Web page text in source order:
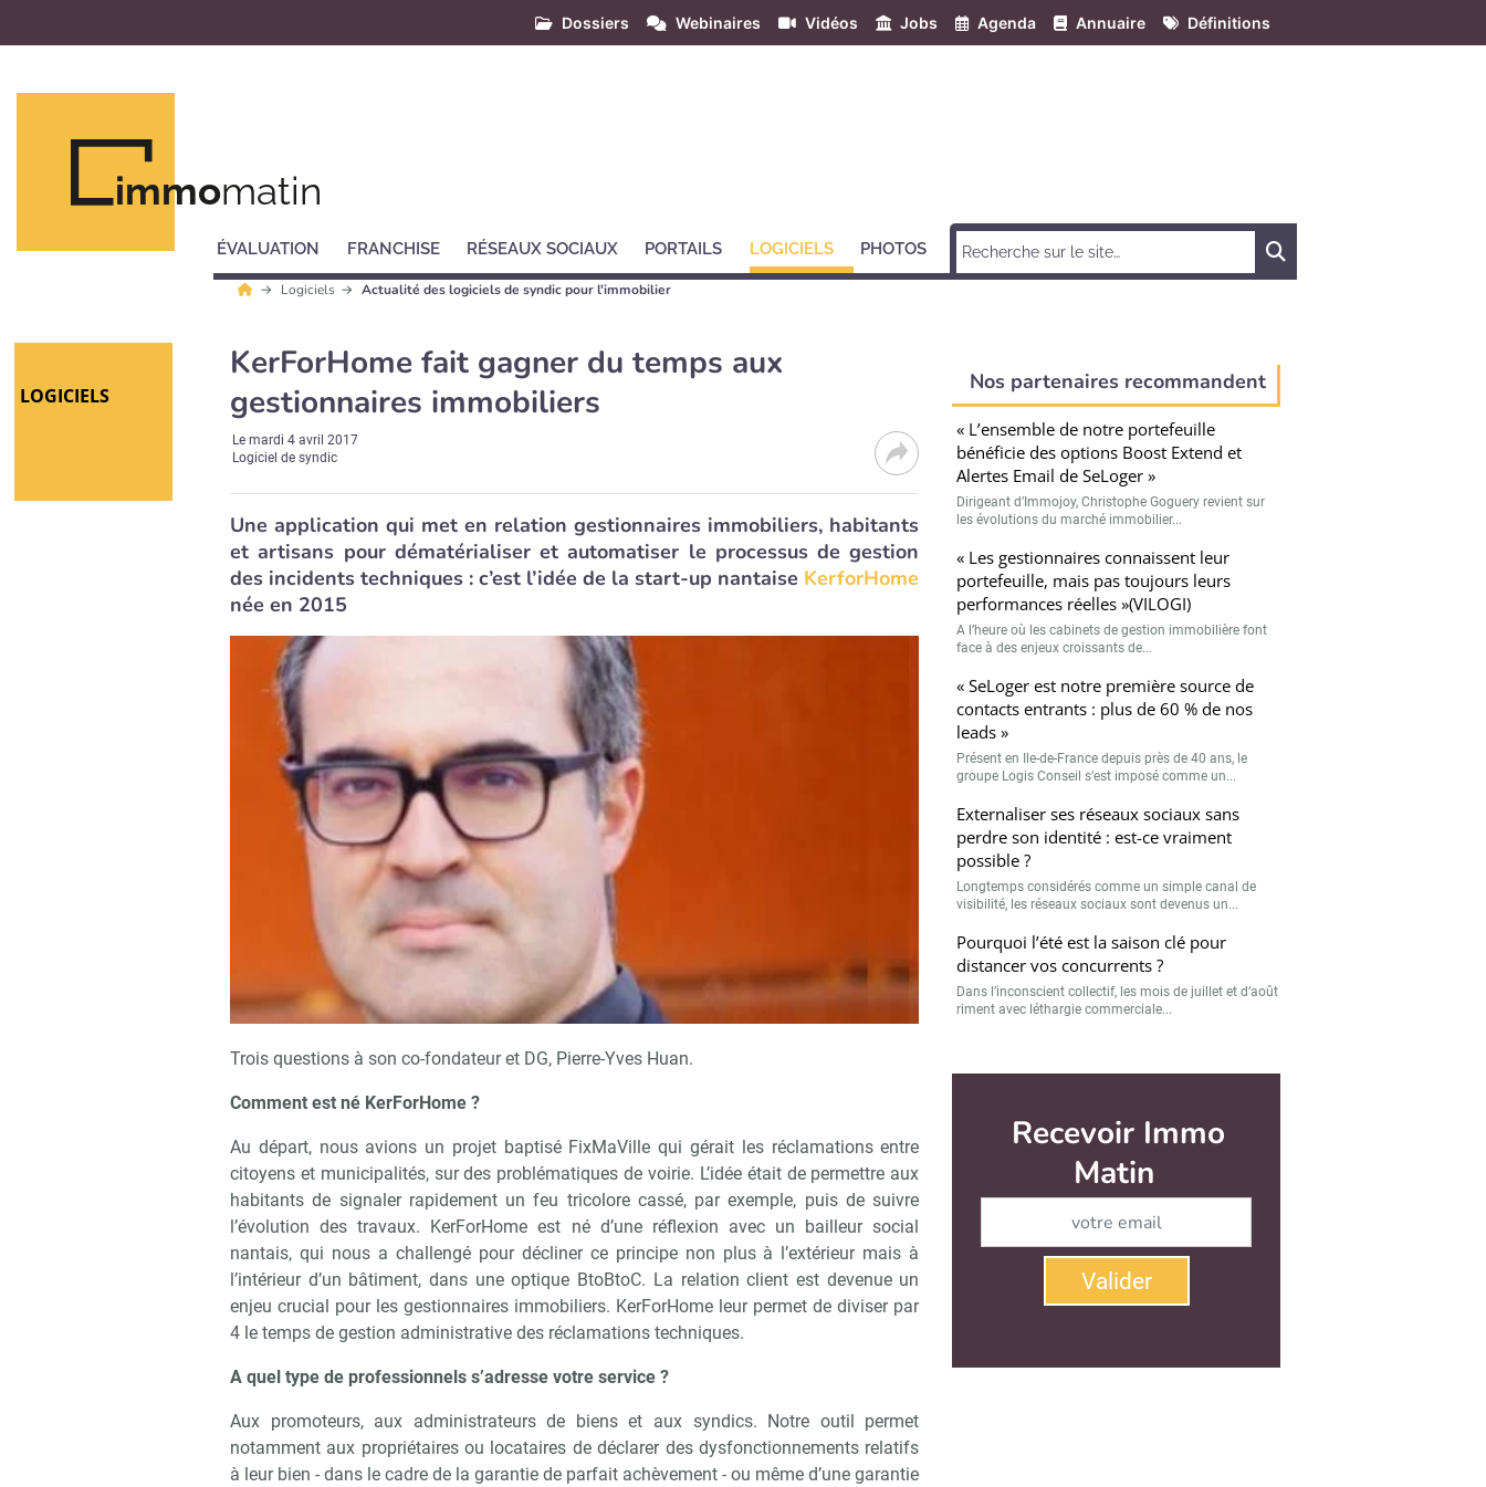
Dossiers Webinaires Vidéos Jobs Agenda Annuaire Définitions
immomatin
ÉVALUATION FRANCHISE RÉSEAUX SOCIAUX PORTAILS LOGICIELS PHOTOS
Logiciels Actualité des logiciels de syndic pour l'immobilier
LOGICIELS
KerForHome fait gagner du temps aux
gestionnaires immobiliers
Lemardi 4 avril 2017
Logiciel de syndic
Une application qui met en relation gestionnaires immobiliers, habitants
et artisans pour dématérialiser et automatiser le processus de gestion
des incidents techniques : c’est l’idée de la start-up nantaise KerforHome
née en 2015
Trois questions à son co-fondateur et DG, Pierre-Yves Huan.
Comment est né KerForHome ?
Au départ, nous avions un projet baptisé FixMaVille qui gérait les réclamations entre
citoyens et municipalités, sur des problématiques de voirie. L’idée était de permettre aux
habitants de signaler rapidement un feu tricolore cassé, par exemple, puis de suivre
l’évolution des travaux. KerForHome est né d’une réflexion avec un bailleur social
nantais, qui nous a challengé pour décliner ce principe non plus à l’extérieur mais à
l’intérieur d’un bâtiment, dans une optique BtoBtoC. La relation client est devenue un
enjeu crucial pour les gestionnaires immobiliers. KerForHome leur permet de diviser par
4 le temps de gestion administrative des réclamations techniques.
A quel type de professionnels s’adresse votre service ?
Aux promoteurs, aux administrateurs de biens et aux syndics. Notre outil permet
notamment aux propriétaires ou locataires de déclarer des dysfonctionnements relatifs
à leur bien - dans le cadre de la garantie de parfait achèvement - ou même d’une garantie
Nos partenaires recommandent
« L’ensemble de notre portefeuille
bénéficie des options Boost Extend et
Alertes Email de SeLoger »
Dirigeant d’Immojoy, Christophe Goguery revient sur
les évolutions du marché immobilier...
« Les gestionnaires connaissent leur
portefeuille, mais pas toujours leurs
performances réelles »(VILOGI)
A l’heure où les cabinets de gestion immobilière font
face à des enjeux croissants de...
« SeLoger est notre première source de
contacts entrants : plus de 60 % de nos
leads »
Présent en Ile-de-France depuis près de 40 ans, le
groupe Logis Conseil s’est imposé comme un...
Externaliser ses réseaux sociaux sans
perdre son identité : est-ce vraiment
possible ?
Longtemps considérés comme un simple canal de
visibilité, les réseaux sociaux sont devenus un...
Pourquoi l’été est la saison clé pour
distancer vos concurrents ?
Dans l’inconscient collectif, les mois de juillet et d’août
riment avec léthargie commerciale...